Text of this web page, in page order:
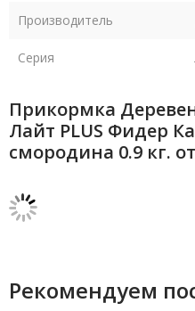
Производитель
Серия
Прикормка
Лайт PLUS Фидер
смородина 0.9 кг.
Рекомендуем